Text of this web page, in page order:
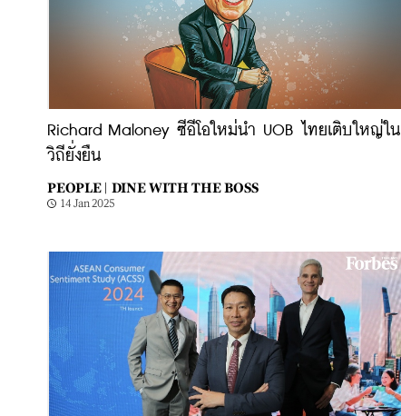
Richard Maloney ซีอีโอใหม่นำ UOB ไทยเติบใหญ่ใน
วิถียั่งยืน
PEOPLE | DINE WITH THE BOSS
14 Jan 2025